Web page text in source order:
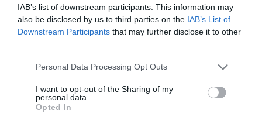
IAB’s list of downstream participants. This information may
also be disclosed by us to third parties on the IAB’s List of
Downstream Participants that may further disclose it to other
Please note that this website/app uses one or more Google
not limited to your visit or usage behaviour. You may click to
grant or deny consent to Google and its third-party tags to
use your data for below specified purposes in below Google
Personal Data Processing Opt Outs
I want to opt-out of the Sharing of my
personal data.
Opted In